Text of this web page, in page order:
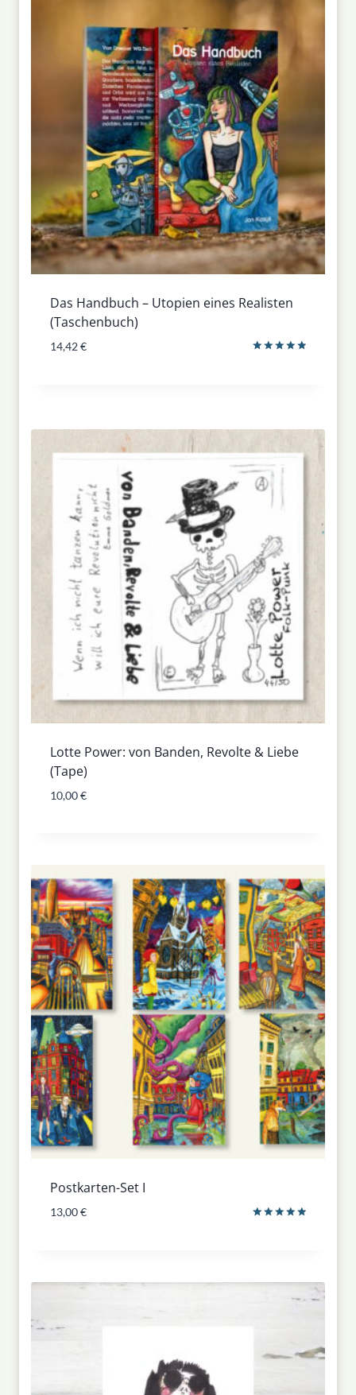
Das Handbuch – Utopien eines Realisten
(Taschenbuch)
14,42€
Lotte Power: von Banden, Revolte & Liebe
(Tape)
10,00€
Postkarten-Set I
13,00€